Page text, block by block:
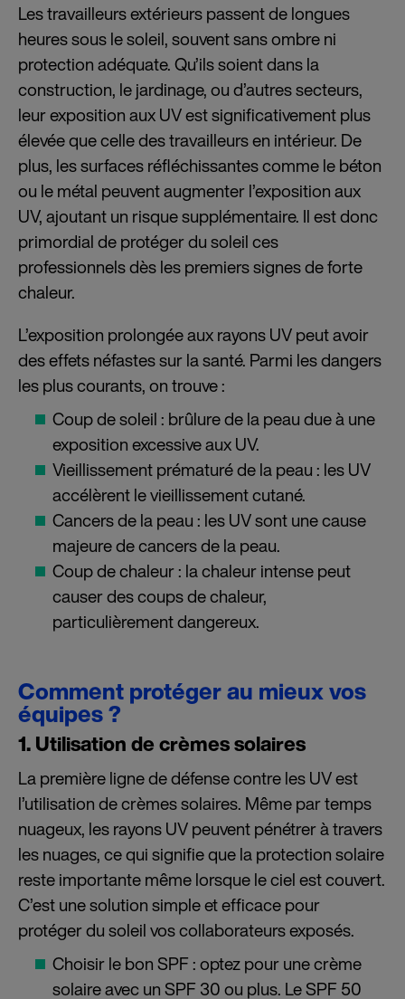
Les travailleurs extérieurs passent de longues
heures sous le soleil, souvent sans ombre ni
protection adéquate. Qu’ils soient dans la
construction, le jardinage, ou d’autres secteurs,
leur exposition aux UV est significativement plus
élevée que celle des travailleurs en intérieur. De
plus, les surfaces réfléchissantes comme le béton
ou le métal peuvent augmenter l’exposition aux
UV, ajoutant un risque supplémentaire. Il est donc
primordial de protéger du soleil ces
professionnels dès les premiers signes de forte
chaleur.
L’exposition prolongée aux rayons UV peut avoir
des effets néfastes sur la santé. Parmi les dangers
les plus courants, on trouve :
Coup de soleil : brûlure de la peau due à une
exposition excessive aux UV.
Vieillissement prématuré de la peau : les UV
accélèrent le vieillissement cutané.
Cancers de la peau : les UV sont une cause
majeure de cancers de la peau.
Coup de chaleur : la chaleur intense peut
causer des coups de chaleur,
particulièrement dangereux.
Comment protéger au mieux vos
équipes ?
1. Utilisation de crèmes solaires
La première ligne de défense contre les UV est
l’utilisation de crèmes solaires. Même par temps
nuageux, les rayons UV peuvent pénétrer à travers
les nuages, ce qui signifie que laprotectionsolaire
reste importante même lorsque le ciel est couvert.
C’est une solution simple et efficace pour
protéger du soleil vos collaborateurs exposés.
Choisir le bon SPF : optez pour une crème
solaire avec un SPF 30 ou plus. Le SPF 50